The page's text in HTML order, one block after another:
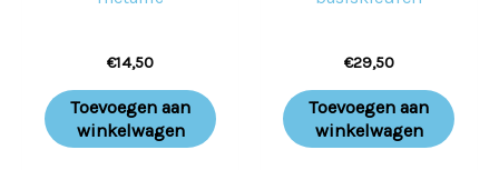
€14,50
Toevoegen aan
winkelwagen
€29,50
Toevoegen aan
winkelwagen